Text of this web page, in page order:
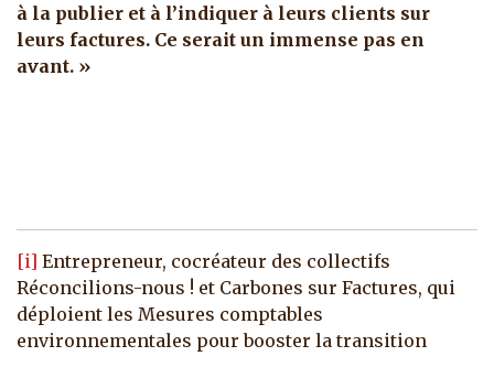
à la publier et à l’indiquer à leurs clients sur
leurs factures. Ce serait un immense pas en
avant. »
[i] Entrepreneur, cocréateur des collectifs
Réconcilions-nous ! et Carbones sur Factures, qui
déploient les Mesures comptables
environnementales pour booster la transition